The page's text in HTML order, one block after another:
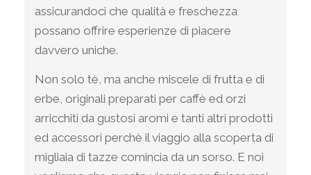
assicurandoci che qualità e freschezza
possano offrire esperienze di piacere
davvero uniche.
Non solo tè, ma anche miscele di frutta e di
erbe, originali preparati per caffè ed orzi
arricchiti da gustosi aromi e tanti altri prodotti
ed accessori perchè il viaggio alla scoperta di
migliaia di tazze comincia da un sorso. E noi